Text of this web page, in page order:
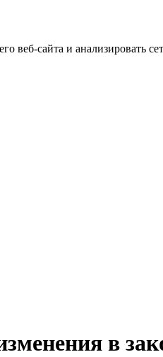
веб-сайта и анализировать
в